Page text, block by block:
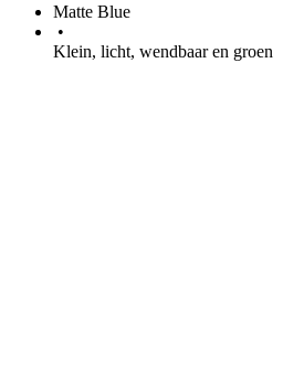
Matte Blue
•
Klein, licht, wendbaar en groen